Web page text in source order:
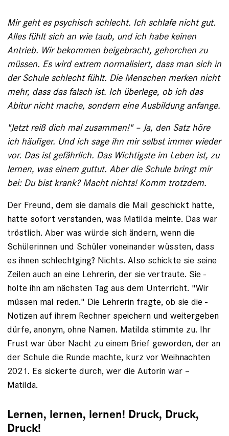
Mir geht es psychisch schlecht. Ich ­schlafe nicht gut.
Alles fühlt sich an wie taub, und ich habe keinen
Antrieb. Wir bekommen beigebracht, gehorchen zu
müssen. Es wird ­extrem normalisiert, dass man sich in
der Schule schlecht fühlt. Die Menschen merken nicht
mehr, dass das falsch ist. Ich überlege, ob ich das
Abitur nicht mache, sondern eine Aus­bildung anfange.
"Jetzt reiß dich mal zusammen!" – Ja, den Satz höre
ich häufiger. Und ich sage ihn mir selbst immer wieder
vor. Das ist gefährlich. Das Wichtigste im Leben ist, zu
lernen, was einem guttut. Aber die Schule bringt mir
bei: Du bist krank? Macht nichts! Komm trotzdem.
Der Freund, dem sie damals die Mail geschickt hatte,
hatte sofort verstanden, was Matilda ­meinte. Das war
tröstlich. Aber was würde sich ändern, wenn die
Schülerinnen und Schüler voneinander wüssten, dass
es ihnen schlechtging? Nichts. Also schickte sie seine
Zeilen auch an eine Lehrerin, der sie vertraute. Sie ­
holte ihn am nächsten Tag aus dem ­Unterricht. "Wir
müssen mal reden." Die Lehrerin fragte, ob sie die ­
Notizen auf ­ihrem Rechner speichern und weitergeben
dürfe, ­anonym, ohne Namen. Matilda stimmte zu. Ihr
Frust war über Nacht zu einem Brief ­geworden, der an
der Schule die ­Runde machte, kurz vor Weihnachten
2021. Es ­sickerte durch, wer die Autorin war –
Matilda.
Lernen, lernen, lernen! Druck, Druck,
Druck!